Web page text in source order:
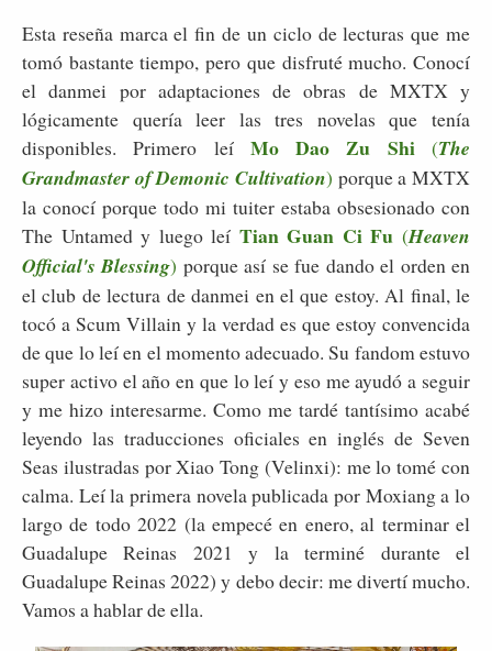
Esta reseña marca el fin de un ciclo de lecturas que me
tomó bastante tiempo, pero que disfruté mucho. Conocí
el danmei por adaptaciones de obras de MXTX y
lógicamente quería leer las tres novelas que tenía
disponibles. Primero leí Mo Dao Zu Shi(The
Grandmaster of Demonic Cultivation) porque a MXTX
la conocí porque todo mi tuiter estaba obsesionado con
The Untamed y luego leí Tian Guan Ci Fu(Heaven
Official's Blessing) porque así se fue dando el orden en
el club de lectura de danmei en el que estoy. Al final, le
tocó a Scum Villain y la verdad es que estoy convencida
de que lo leí en el momento adecuado. Su fandom estuvo
super activo el año en que lo leí y eso me ayudó a seguir
y me hizo interesarme. Como me tardé tantísimo acabé
leyendo las traducciones oficiales en inglés de Seven
Seas ilustradas por Xiao Tong (Velinxi): me lo tomé con
calma. Leí la primera novela publicada por Moxiang a lo
largo de todo 2022 (la empecé en enero, al terminar el
Guadalupe Reinas 2021 y la terminé durante el
Guadalupe Reinas 2022) y debo decir: me divertí mucho.
Vamos a hablar de ella.